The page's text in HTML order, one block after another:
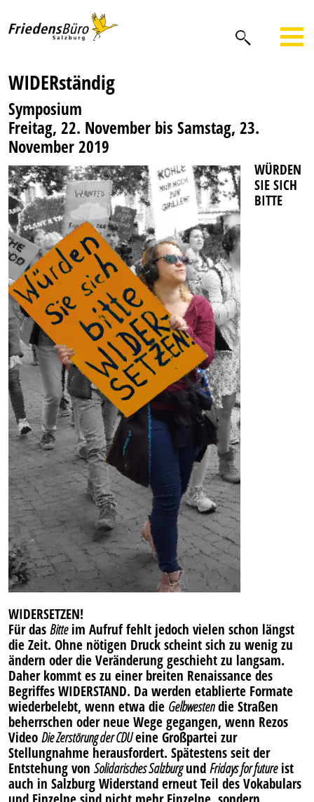
WIDERständig
Symposium
Freitag, 22. November bis Samstag, 23.
November 2019
WÜRDEN
SIE SICH
BITTE
WIDERSETZEN!
Für das Bitteim Aufruf fehlt jedoch vielen schon längst
die Zeit. Ohne nötigen Druck scheint sich zu wenig zu
ändern oder die Veränderung geschieht zu langsam.
Daher kommt es zu einer breiten Renaissance des
Begriffes WIDERSTAND. Da werden etablierte Formate
wiederbelebt, wenn etwa die Gelbwestendie Straßen
beherrschen oder neue Wege gegangen, wenn Rezos
Video Die Zerstörung der CDUeine Großpartei zur
Stellungnahme herausfordert. Spätestens seit der
Entstehung von Solidarisches Salzburgund Fridays for futureist
auch in Salzburg Widerstand erneut Teil des Vokabulars